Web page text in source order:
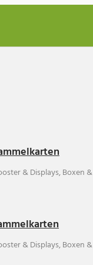
& Displays, Boxen &
& Displays, Boxen &